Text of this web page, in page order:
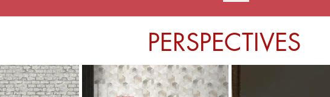
PERSPECTIVES